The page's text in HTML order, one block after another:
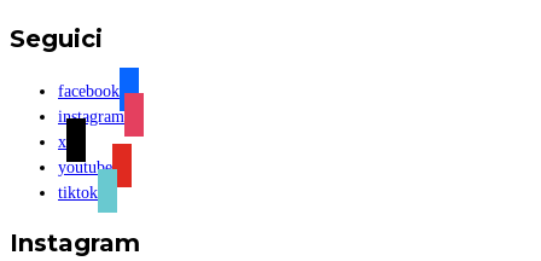
Seguici
facebook
instagram
x
youtube
tiktok
Instagram